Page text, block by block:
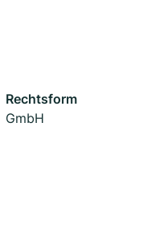
Rechtsform
GmbH